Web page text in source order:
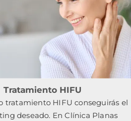
Tratamiento HIFU
tratamiento HIFU conseguirás el
deseado. En Clínica Planas